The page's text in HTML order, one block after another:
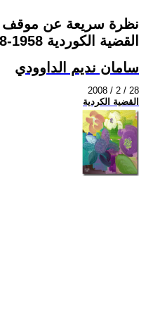
نظرة سريعة عن موقف
القضية الكوردية 1958-1968
سامان نديم الداوودي
2008 / 2 / 28
القضية الكردية